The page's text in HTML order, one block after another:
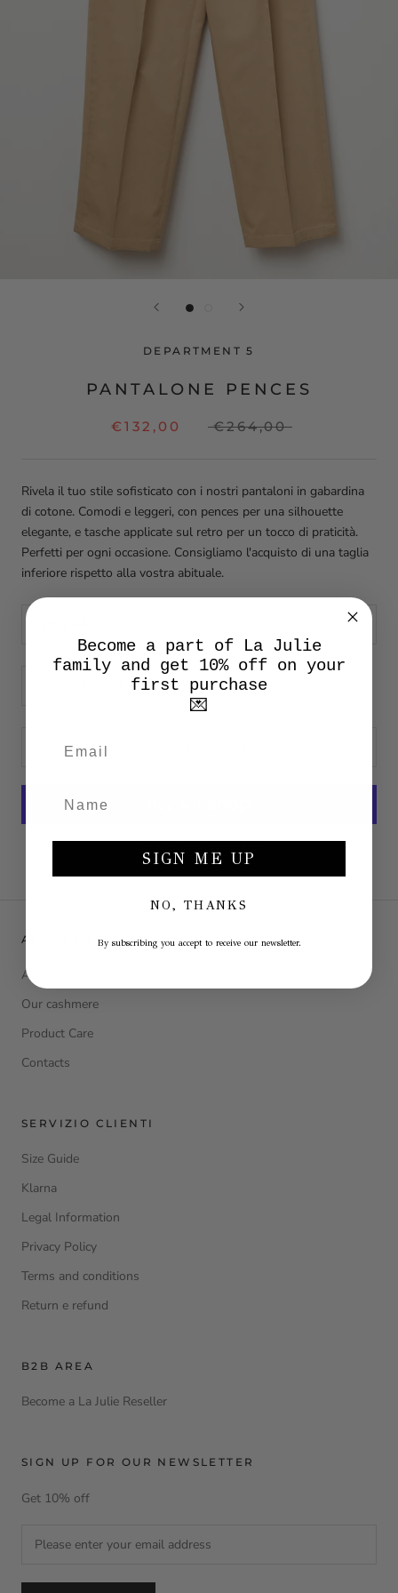
DEPARTMENT 5
PANTALONE PENCES
€132,00 €264,00
Rivela il tuo stile sofisticato con i nostri pantaloni in gabardina
di cotone. Comodi e leggeri, con pences per una silhouette
elegante, e tasche applicate sul retro per un tocco di praticità.
Perfetti per ogni occasione. Consigliamo l'acquisto di una taglia
inferiore rispetto alla vostra abituale.
More payment options
ABOUT LA JULIE
About Us
Our cashmere
Product Care
Contacts
SERVIZIO CLIENTI
Size Guide
Klarna
Legal Information
Privacy Policy
Terms and conditions
Return e refund
B2B AREA
Become a La Julie Reseller
SIGN UP FOR OUR NEWSLETTER
Get 10% off
Become a part of La Julie
family and get 10% off on your
first purchase
💌
SIGN ME UP
NO, THANKS
By subscribing you accept to receive our newsletter.